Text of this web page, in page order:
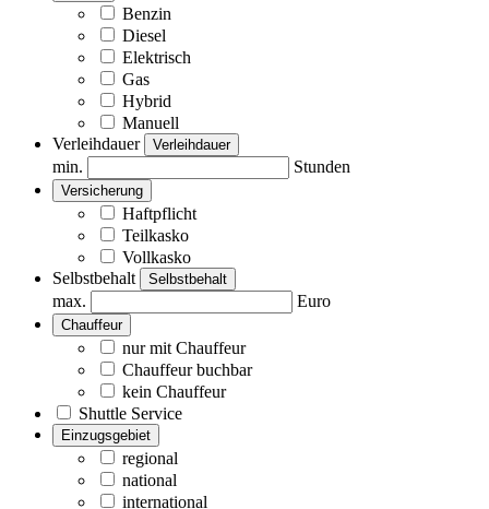
Benzin
Diesel
Elektrisch
Gas
Hybrid
Manuell
Verleihdauer
Verleihdauer
min. Stunden
Versicherung
Haftpflicht
Teilkasko
Vollkasko
Selbstbehalt
Selbstbehalt
max. Euro
Chauffeur
nur mit Chauffeur
Chauffeur buchbar
kein Chauffeur
Shuttle Service
Einzugsgebiet
regional
national
international